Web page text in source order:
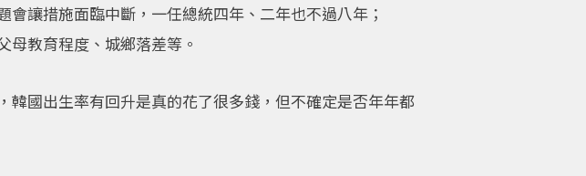
讓措施面臨中斷，一任總統四年、二年也不過八年；
母教育程度、城鄉落差等。
國出生率有回升是真的花了很多錢，但不確定是否年年都